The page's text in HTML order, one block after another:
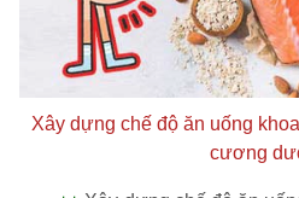
Xây dựng chế độ ăn uống
cương